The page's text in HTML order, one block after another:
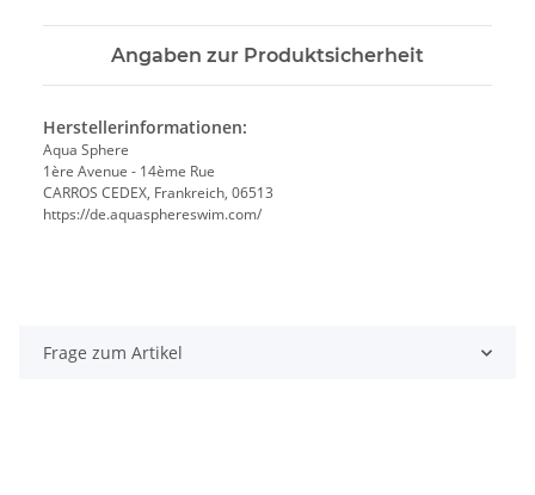
Angaben zur Produktsicherheit
Herstellerinformationen:
Aqua Sphere
1ère Avenue - 14ème Rue
CARROS CEDEX, Frankreich, 06513
https://de.aquasphereswim.com/
Frage zum Artikel